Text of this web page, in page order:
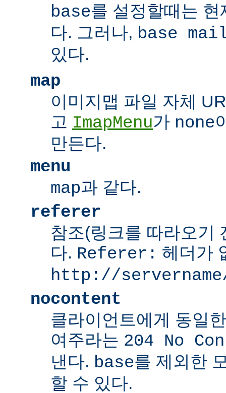
base를 설정할때는
다. 그러나, base
있다.
map
이미지맵 파일 자체
고 ImapMenu가 none
만든다.
menu
map과 같다.
referer
참조(링크를 따라오기
다. Referer: 헤더가
http://
nocontent
클라이언트에게 동일
여주라는 204 No
낸다. base를 제외한
할 수 있다.